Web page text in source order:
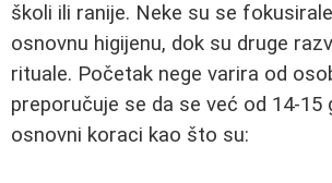
školi ili ranije. Neke su se
osnovnu higijenu, dok su druge
rituale. Početak nege varira od
preporučuje se da se već od 14-15
osnovni koraci kao što su: